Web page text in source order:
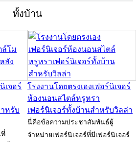
ทั้งบ้าน
เจอร์
หรับ
ที่
โรงงานโดยตรงเองเฟอร์นิเจอร์
ห้องนอนสไตล์หรูหรา
เฟอร์นิเจอร์ทั้งบ้านสำหรับวิลล่า
นี่คือข้อความประชาสัมพันธ์ผู้
จำหน่ายเฟอร์นิเจอร์ที่มีเฟอร์นิเจอร์